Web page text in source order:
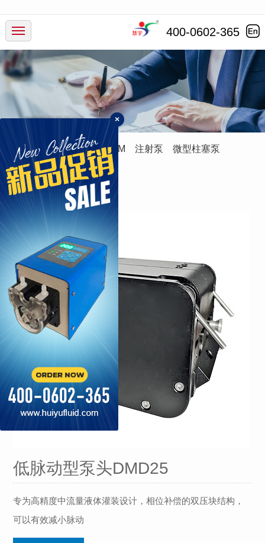
400-0602-365
产品中心
行业应用
服务支持
走进慧宇
蠕动泵 灌装系统 ODM 注射泵 微型柱塞泵
低脉动型泵头DMD25
专为高精度中流量液体灌装设计，相位补偿的双压块结构，
可以有效减小脉动
×